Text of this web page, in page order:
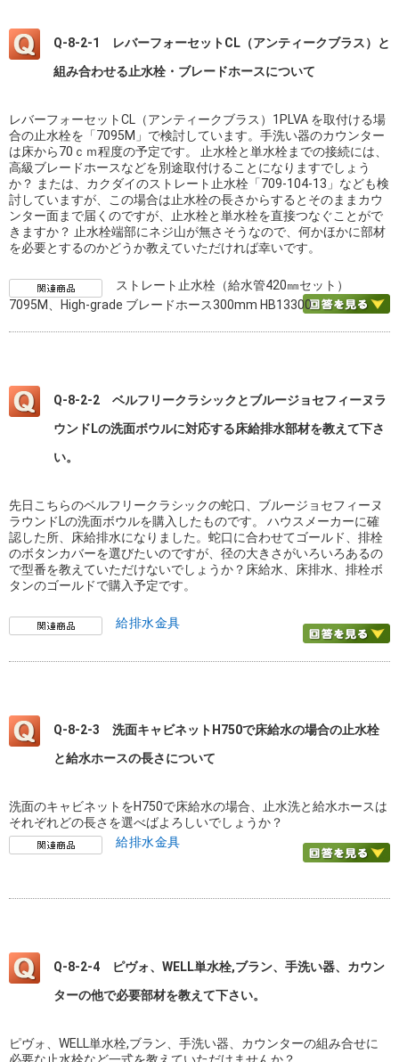
Q-8-2-1 レバーフォーセットCL（アンティークブラス）と
組み合わせる止水栓・ブレードホースについて
レバーフォーセットCL（アンティークブラス）1PLVA を取付ける場
合の止水栓を「7095M」で検討しています。手洗い器のカウンター
は床から70ｃｍ程度の予定です。 止水栓と単水栓までの接続には、
高級ブレードホースなどを別途取付けることになりますでしょう
か？ または、カクダイのストレート止水栓「709-104-13」なども検
討していますが、この場合は止水栓の長さからするとそのままカウ
ンター面まで届くのですが、止水栓と単水栓を直接つなぐことがで
きますか？ 止水栓端部にネジ山が無さそうなので、何かほかに部材
を必要とするのかどうか教えていただければ幸いです。
ストレート止水栓（給水管420㎜セット）
7095M、High-grade ブレードホース300mm HB13300
Q-8-2-2 ベルフリークラシックとブルージョセフィーヌラ
ウンドLの洗面ボウルに対応する床給排水部材を教えて下さ
い。
先日こちらのベルフリークラシックの蛇口、ブルージョセフィーヌ
ラウンドLの洗面ボウルを購入したものです。 ハウスメーカーに確
認した所、床給排水になりました。蛇口に合わせてゴールド、排栓
のボタンカバーを選びたいのですが、径の大きさがいろいろあるの
で型番を教えていただけないでしょうか？床給水、床排水、排栓ボ
タンのゴールドで購入予定です。
給排水金具
Q-8-2-3 洗面キャビネットH750で床給水の場合の止水栓
と給水ホースの長さについて
洗面のキャビネットをH750で床給水の場合、止水洗と給水ホースは
それぞれどの長さを選べばよろしいでしょうか？
給排水金具
Q-8-2-4 ピヴォ、WELL単水栓,ブラン、手洗い器、カウン
ターの他で必要部材を教えて下さい。
ピヴォ、WELL単水栓,ブラン、手洗い器、カウンターの組み合せに
必要な止水栓など一式を教えていただけませんか？